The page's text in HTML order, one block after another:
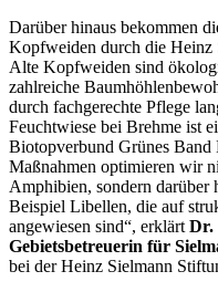
Darüber hinaus bekommen
Kopfweiden durch die Heinz
Alte Kopfweiden sind
zahlreiche
durch fachgerechte Pflege
Feuchtwiese bei Brehme ist
Biotopverbund Grünes Band
Maßnahmen optimieren wir
Amphibien, sondern
Beispiel Libellen, die auf
angewiesen sind“, erklärt Dr.
Gebietsbetreuerin für
bei der Heinz Sielmann